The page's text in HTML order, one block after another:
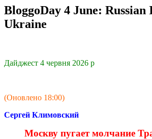
BloggoDay 4 June: Russian
Ukraine
Дайджест 4 червня 2026 р
(Оновлено 18:00)
Сергей Климовский
Москву пугает молчание